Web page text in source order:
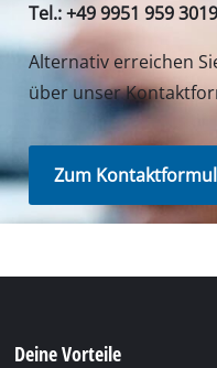
Tel.: +49 9951 959 3019
Alternativ erreichen
über unser
Zum
Deine Vorteile